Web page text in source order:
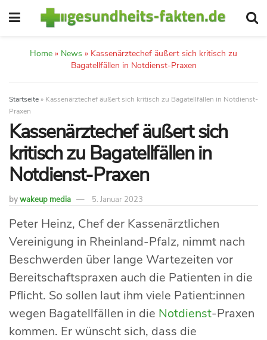
Home » News » Kassenärztechef äußert sich kritisch zu
Bagatellfällen in Notdienst-Praxen
Startseite » Kassenärztechef äußert sich kritisch zu Bagatellfällen in Notdienst-
Praxen
Kassenärztechef äußert sich
kritisch zu Bagatellfällen in
Notdienst-Praxen
bywakeup media 5. Januar 2023
Peter Heinz, Chef der Kassenärztlichen
Vereinigung in Rheinland-Pfalz, nimmt nach
Beschwerden über lange Wartezeiten vor
Bereitschaftspraxen auch die Patienten in die
Pflicht. So sollen laut ihm viele Patient:innen
wegen Bagatellfällen in die Notdienst-Praxen
kommen. Er wünscht sich, dass die